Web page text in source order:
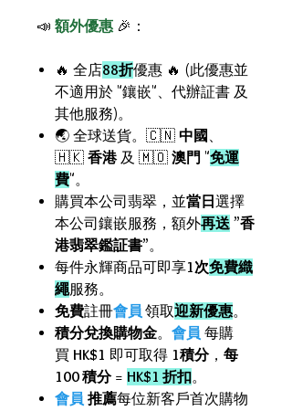
📣 額外優惠 🎉：
🔥 全店88折優惠 🔥 (此優惠並
不適用於 "鑲嵌"、代辦証書 及
其他服務)。
🌏 全球送貨。🇨🇳 中國 、
🇭🇰 香港及 🇲🇴 澳門 "免運
費"。
購買本公司翡翠，並當日 選擇
本公司鑲嵌服務，額外再送 ”香
港翡翠鑑証書”。
每件永輝商品可即享1次免費織
繩服務。
免費註冊會員 領取迎新優惠。
積分兌換購物金。 會員 每購
買 HK$1 即可取得 1積分， 每
100 積分= HK$1 折扣。
會員 推薦每位新客戶首次購物